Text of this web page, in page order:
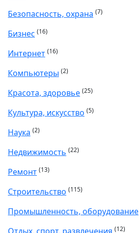
Безопасность, охрана (7)
Бизнес (16)
Интернет (16)
Компьютеры (2)
Красота, здоровье (25)
Культура, искусство (5)
Наука (2)
Недвижимость (22)
Ремонт (13)
Строительство (115)
Промышленность, оборудование
(12)